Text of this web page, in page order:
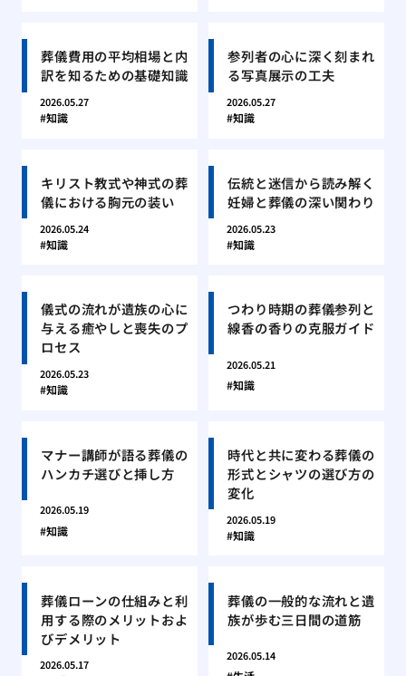
葬儀費用の平均相場と内
訳を知るための基礎知識
2026.05.27
知識
参列者の心に深く刻まれ
る写真展示の工夫
2026.05.27
知識
キリスト教式や神式の葬
儀における胸元の装い
2026.05.24
知識
伝統と迷信から読み解く
妊婦と葬儀の深い関わり
2026.05.23
知識
儀式の流れが遺族の心に
与える癒やしと喪失のプ
ロセス
2026.05.23
知識
つわり時期の葬儀参列と
線香の香りの克服ガイド
2026.05.21
知識
マナー講師が語る葬儀の
ハンカチ選びと挿し方
2026.05.19
知識
時代と共に変わる葬儀の
形式とシャツの選び方の
変化
2026.05.19
知識
葬儀ローンの仕組みと利
用する際のメリットおよ
びデメリット
2026.05.17
葬儀の一般的な流れと遺
族が歩む三日間の道筋
2026.05.14